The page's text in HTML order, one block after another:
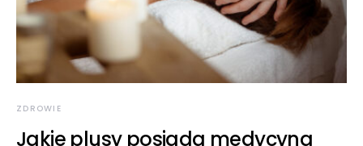
ZDROWIE
Jakie plusy posiada medycyna